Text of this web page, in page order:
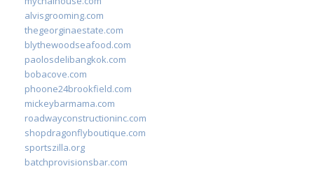
alvisgrooming.com
thegeorginaestate.com
blythewoodseafood.com
paolosdelibangkok.com
bobacove.com
phoone24brookfield.com
mickeybarmama.com
roadwayconstructioninc.com
shopdragonflyboutique.com
sportszilla.org
batchprovisionsbar.com